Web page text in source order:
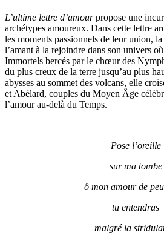
L’ultime lettre d’amourpropose une
archétypes amoureux. Dans cette lettre
les moments passionnels de leur union,
l’amant à la rejoindre dans son univers
Immortels bercés par le chœur des
du plus creux de la terre jusqu’au plus
abysses au sommet des volcans, elle
et Abélard, couples du Moyen Âge
l’amour au-delà du Temps.
Pose l’oreille
sur ma tombe
ô mon amour de
tu entendras
malgré la